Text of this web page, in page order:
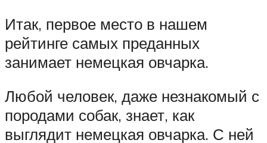
Итак, первое место в нашем
рейтинге самых преданных
занимает немецкая овчарка.
Любой человек, даже незнакомый с
породами собак, знает, как
выглядит немецкая овчарка. С ней